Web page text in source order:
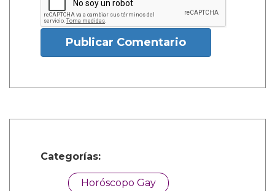
Publicar Comentario
Categorías:
Horóscopo Gay